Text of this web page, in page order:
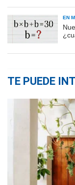
EN
TE PUEDE